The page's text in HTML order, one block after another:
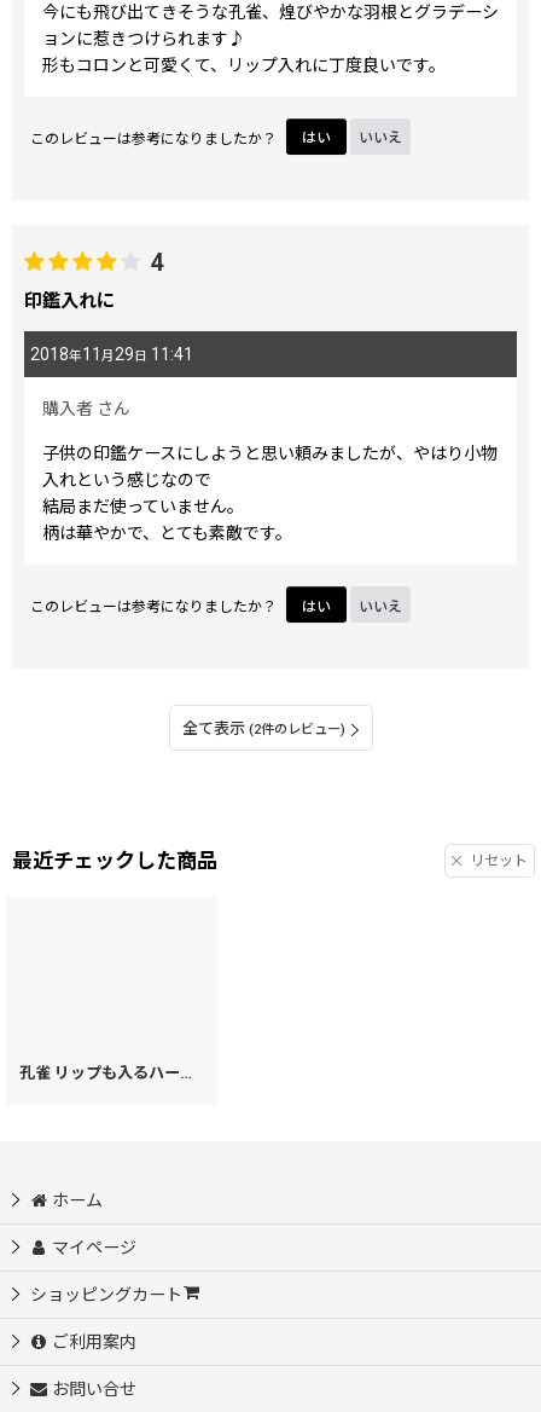
今にも飛び出てきそうな孔雀、煌びやかな羽根とグラデーシ
ョンに惹きつけられます♪
形もコロンと可愛くて、リップ入れに丁度良いです。
このレビューは参考になりましたか？ はい いいえ
4
印鑑入れに
2018年11 月 29 日 11:41
購入者 さん
子供の印鑑ケースにしようと思い頼みましたが、やはり小物
入れという感じなので
結局まだ使っていません。
柄は華やかで、とても素敵です。
このレビューは参考になりましたか？ はい いいえ
全て表示 (2件のレビュー)
最近チェックした商品 リセット
孔雀 リップも入るハートまちの小物入れ
ホーム
マイページ
ショッピングカート
ご利用案内
お問い合せ